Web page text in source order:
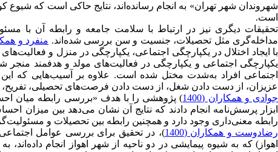
است.
تحقیقات دیگری نیز در ارتباط با سلامت جامعه و رابطه آن با
مداخله‌گری مثل تحصیلات، جنسیت و سن بررسی شده‌اند. منفرد و
اجتماعی افراد به‌شدت مختل شده است. علاوه بر آسیب‌هایی که
عزیزان، از دست دادن شغل، از دست دادن فرصت‌های تحصیلی، تفریح،
جوادی و همکاران (1400
) پژوهشی را با هدف «بررسی رابطه میان
ابزار پرسش‌نامه انجام دادند که نتایج آن نشان می‌دهد بین میزان
رابطه معنی‌داری وجود دارد و همچنین رابطه بین تحصیلات و
رضادوست و همکاران (1400
اهواز) که به شیوه پیمایشی در دو ناحیه از شهر اهواز انجام داده‌اند،